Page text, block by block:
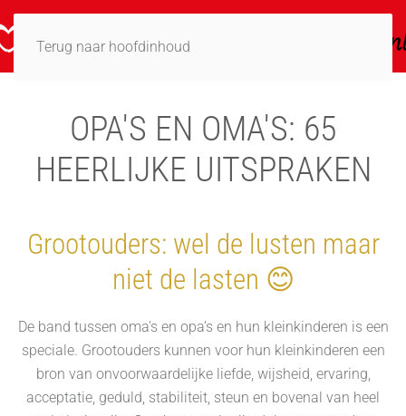
Terug naar hoofdinhoud
OPA'S EN OMA'S: 65
HEERLIJKE UITSPRAKEN
Grootouders: wel de lusten maar
niet de lasten 😊
De band tussen oma’s en opa’s en hun kleinkinderen is een
speciale. Grootouders kunnen voor hun kleinkinderen een
bron van onvoorwaardelijke liefde, wijsheid, ervaring,
acceptatie, geduld, stabiliteit, steun en bovenal van heel